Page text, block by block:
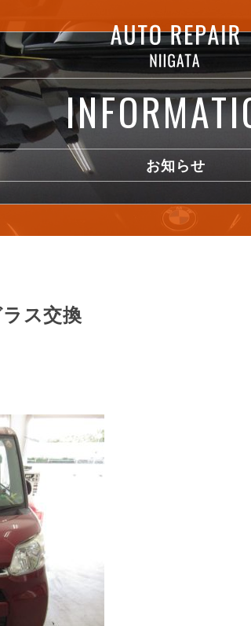
お知らせ
ス交換